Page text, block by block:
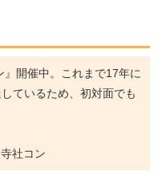
開催中。これまで17年に
ているため、初対面でも
社コン